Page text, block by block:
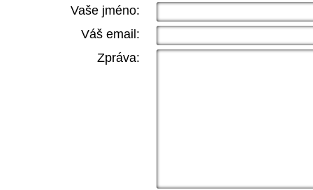
Vaše jméno:
Váš email:
Zpráva: